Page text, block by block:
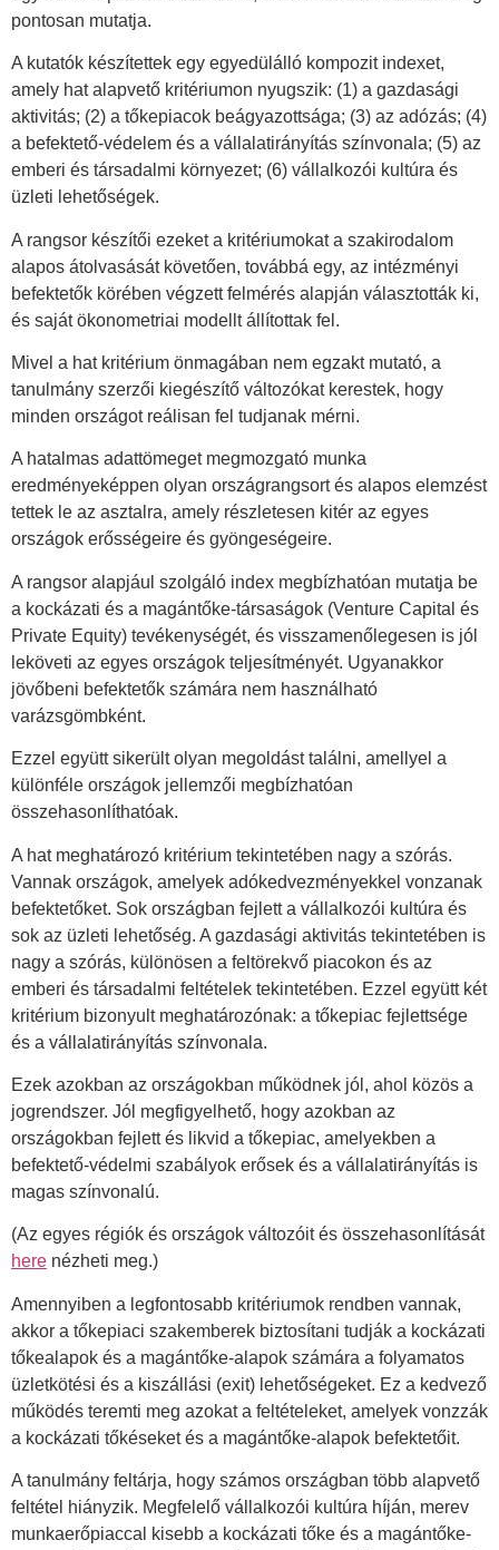
pontosan mutatja.
A kutatók készítettek egy egyedülálló kompozit indexet,
amely hat alapvető kritériumon nyugszik: (1) a gazdasági
aktivitás; (2) a tőkepiacok beágyazottsága; (3) az adózás; (4)
a befektető-védelem és a vállalatirányítás színvonala; (5) az
emberi és társadalmi környezet; (6) vállalkozói kultúra és
üzleti lehetőségek.
A rangsor készítői ezeket a kritériumokat a szakirodalom
alapos átolvasását követően, továbbá egy, az intézményi
befektetők körében végzett felmérés alapján választották ki,
és saját ökonometriai modellt állítottak fel.
Mivel a hat kritérium önmagában nem egzakt mutató, a
tanulmány szerzői kiegészítő változókat kerestek, hogy
minden országot reálisan fel tudjanak mérni.
A hatalmas adattömeget megmozgató munka
eredményeképpen olyan országrangsort és alapos elemzést
tettek le az asztalra, amely részletesen kitér az egyes
országok erősségeire és gyöngeségeire.
A rangsor alapjául szolgáló index megbízhatóan mutatja be
a kockázati és a magántőke-társaságok (Venture Capital és
Private Equity) tevékenységét, és visszamenőlegesen is jól
leköveti az egyes országok teljesítményét. Ugyanakkor
jövőbeni befektetők számára nem használható
varázsgömbként.
Ezzel együtt sikerült olyan megoldást találni, amellyel a
különféle országok jellemzői megbízhatóan
összehasonlíthatóak.
A hat meghatározó kritérium tekintetében nagy a szórás.
Vannak országok, amelyek adókedvezményekkel vonzanak
befektetőket. Sok országban fejlett a vállalkozói kultúra és
sok az üzleti lehetőség. A gazdasági aktivitás tekintetében is
nagy a szórás, különösen a feltörekvő piacokon és az
emberi és társadalmi feltételek tekintetében. Ezzel együtt két
kritérium bizonyult meghatározónak: a tőkepiac fejlettsége
és a vállalatirányítás színvonala.
Ezek azokban az országokban működnek jól, ahol közös a
jogrendszer. Jól megfigyelhető, hogy azokban az
országokban fejlett és likvid a tőkepiac, amelyekben a
befektető-védelmi szabályok erősek és a vállalatirányítás is
magas színvonalú.
(Az egyes régiók és országok változóit és összehasonlítását
here nézheti meg.)
Amennyiben a legfontosabb kritériumok rendben vannak,
akkor a tőkepiaci szakemberek biztosítani tudják a kockázati
tőkealapok és a magántőke-alapok számára a folyamatos
üzletkötési és a kiszállási (exit) lehetőségeket. Ez a kedvező
működés teremti meg azokat a feltételeket, amelyek vonzzák
a kockázati tőkéseket és a magántőke-alapok befektetőit.
A tanulmány feltárja, hogy számos országban több alapvető
feltétel hiányzik. Megfelelő vállalkozói kultúra híján, merev
munkaerőpiaccal kisebb a kockázati tőke és a magántőke-